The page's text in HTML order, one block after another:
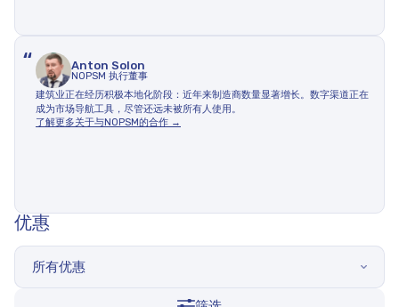
“ Anton Solon
NOPSM 执行董事
建筑业正在经历积极本地化阶段：近年来制造商数量显著增长。数字渠道正在
成为市场导航工具，尽管还远未被所有人使用。
了解更多关于与NOPSM的合作 →
优惠
所有优惠